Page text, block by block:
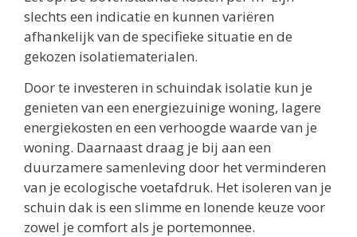
slechts een indicatie en kunnen variëren
afhankelijk van de specifieke situatie en de
gekozen isolatiematerialen.
Door te investeren in schuindak isolatie kun je
genieten van een energiezuinige woning, lagere
energiekosten en een verhoogde waarde van je
woning. Daarnaast draag je bij aan een
duurzamere samenleving door het verminderen
van je ecologische voetafdruk. Het isoleren van je
schuin dak is een slimme en lonende keuze voor
zowel je comfort als je portemonnee.